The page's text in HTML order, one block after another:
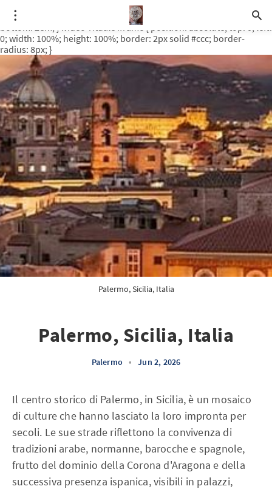
.video-rituale { position: relative; padding-bottom: 56.25%; /* 16:9
ratio */ height: 0; overflow: hidden; margin-top: 3em; margin-
bottom: 2em; } .video-rituale iframe { position: absolute; top: 0; left:
0; width: 100%; height: 100%; border: 2px solid #ccc; border-
radius: 8px; }
Palermo, Sicilia, Italia
Palermo, Sicilia, Italia
Palermo • Jun 2, 2026
Il centro storico di Palermo, in Sicilia, è un mosaico
di culture che hanno lasciato la loro impronta per
secoli. Le sue strade riflettono la convivenza di
tradizioni arabe, normanne, barocche e spagnole,
frutto del dominio della Corona d'Aragona e della
successiva presenza ispanica, visibili in palazzi,